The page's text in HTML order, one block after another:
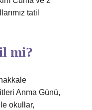
tatil
mi?
Anma Günü,
okullar,